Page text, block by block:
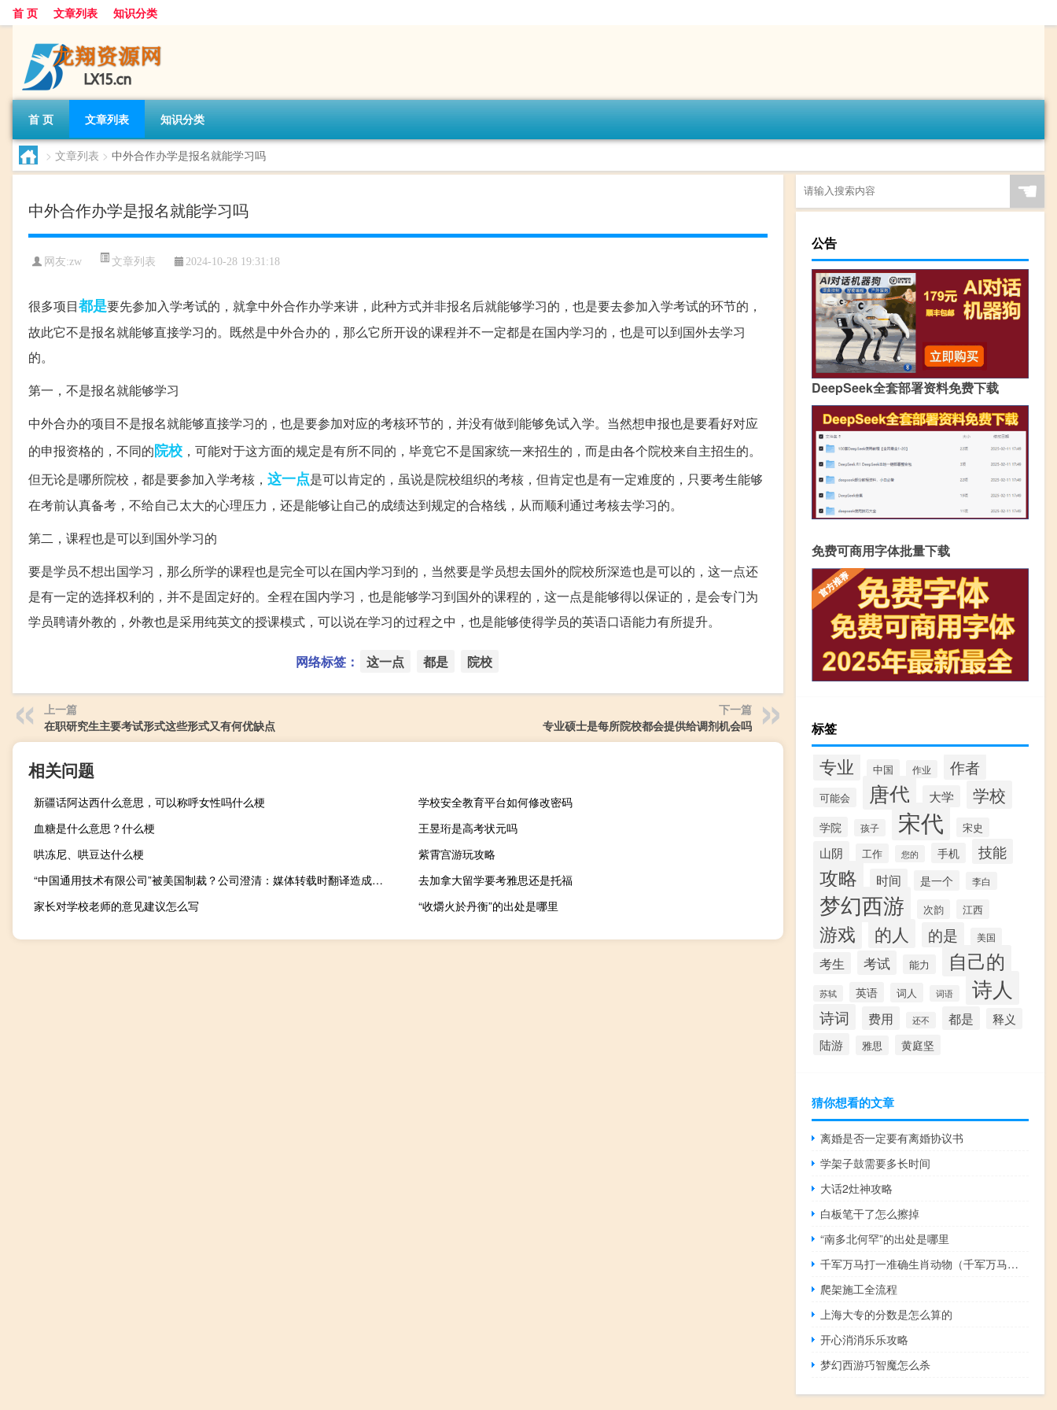
首 页 文章列表 知识分类
首 页 文章列表 知识分类
> 文章列表 > 中外合作办学是报名就能学习吗
中外合作办学是报名就能学习吗
网友:zw 文章列表 2024-10-28 19:31:18
很多项目都是要先参加入学考试的，就拿中外合作办学来讲，此种方式并非报名后就能够学习的，也是要去参加入学考试的环节的，
故此它不是报名就能够直接学习的。既然是中外合办的，那么它所开设的课程并不一定都是在国内学习的，也是可以到国外去学习
的。
第一，不是报名就能够学习
中外合办的项目不是报名就能够直接学习的，也是要参加对应的考核环节的，并没有做到能够免试入学。当然想申报也是要看好对应
的申报资格的，不同的院校 ，可能对于这方面的规定是有所不同的，毕竟它不是国家统一来招生的，而是由各个院校来自主招生的。
但无论是哪所院校，都是要参加入学考核， 这一点是可以肯定的，虽说是院校组织的考核，但肯定也是有一定难度的，只要考生能够
在考前认真备考，不给自己太大的心理压力，还是能够让自己的成绩达到规定的合格线，从而顺利通过考核去学习的。
第二，课程也是可以到国外学习的
要是学员不想出国学习，那么所学的课程也是完全可以在国内学习到的，当然要是学员想去国外的院校所深造也是可以的，这一点还
是有一定的选择权利的，并不是固定好的。全程在国内学习，也是能够学习到国外的课程的，这一点是能够得以保证的，是会专门为
学员聘请外教的，外教也是采用纯英文的授课模式，可以说在学习的过程之中，也是能够使得学员的英语口语能力有所提升。
网络标签： 这一点 都是 院校
上一篇
在职研究生主要考试形式这些形式又有何优缺点
下一篇
专业硕士是每所院校都会提供给调剂机会吗
相关问题
新疆话阿达西什么意思，可以称呼女性吗什么梗
学校安全教育平台如何修改密码
血糖是什么意思？什么梗
王昱珩是高考状元吗
哄冻尼、哄豆达什么梗
紫霄宫游玩攻略
“中国通用技术有限公司”被美国制裁？公司澄清：媒体转载时翻译造成公众混淆
去加拿大留学要考雅思还是托福
家长对学校老师的意见建议怎么写
“收爝火於丹衡”的出处是哪里
☚
公告
DeepSeek全套部署资料免费下载
免费可商用字体批量下载
标签
专业 中国 作业 作者
可能会 唐代 大学 学校
学院 孩子 宋代 宋史
山阴 工作 您的 手机 技能
攻略 时间 是一个 李白
梦幻西游 次韵 江西
游戏 的人 的是 美国
考生 考试 能力 自己的
苏轼 英语 词人 词语 诗人
诗词 费用 还不 都是 释义
陆游 雅思 黄庭坚
猜你想看的文章
离婚是否一定要有离婚协议书
学架子鼓需要多长时间
大话2灶神攻略
白板笔干了怎么擦掉
“南多北何罕”的出处是哪里
千军万马打一准确生肖动物（千军万马打一准确生肖）
爬架施工全流程
上海大专的分数是怎么算的
开心消消乐乐攻略
梦幻西游巧智魔怎么杀